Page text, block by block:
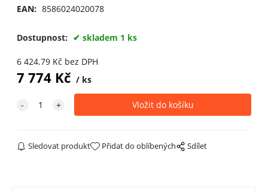
EAN: 8586024020078
Dostupnost: skladem 1 ks
6 424.79Kč bez DPH
7 774Kč ks
Sledovat produkt Přidat do oblíbených Sdílet